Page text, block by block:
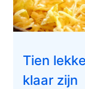
Tien
klaar zijn